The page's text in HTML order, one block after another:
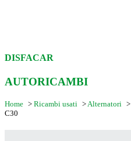
DISFACAR
AUTORICAMBI
Home > Ricambi usati >Alternatori >
C30